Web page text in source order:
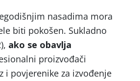
nasadima mora
biti pokošen. Sukladno
ako se obavlja
proizvođači
i povjerenike za izvođenje